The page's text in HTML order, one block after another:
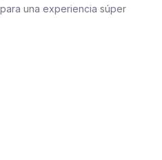
una experiencia súper